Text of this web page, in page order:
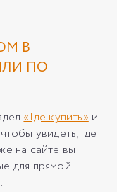
В
ПО
«Где купить»и
увидеть, где
на сайте вы
для прямой